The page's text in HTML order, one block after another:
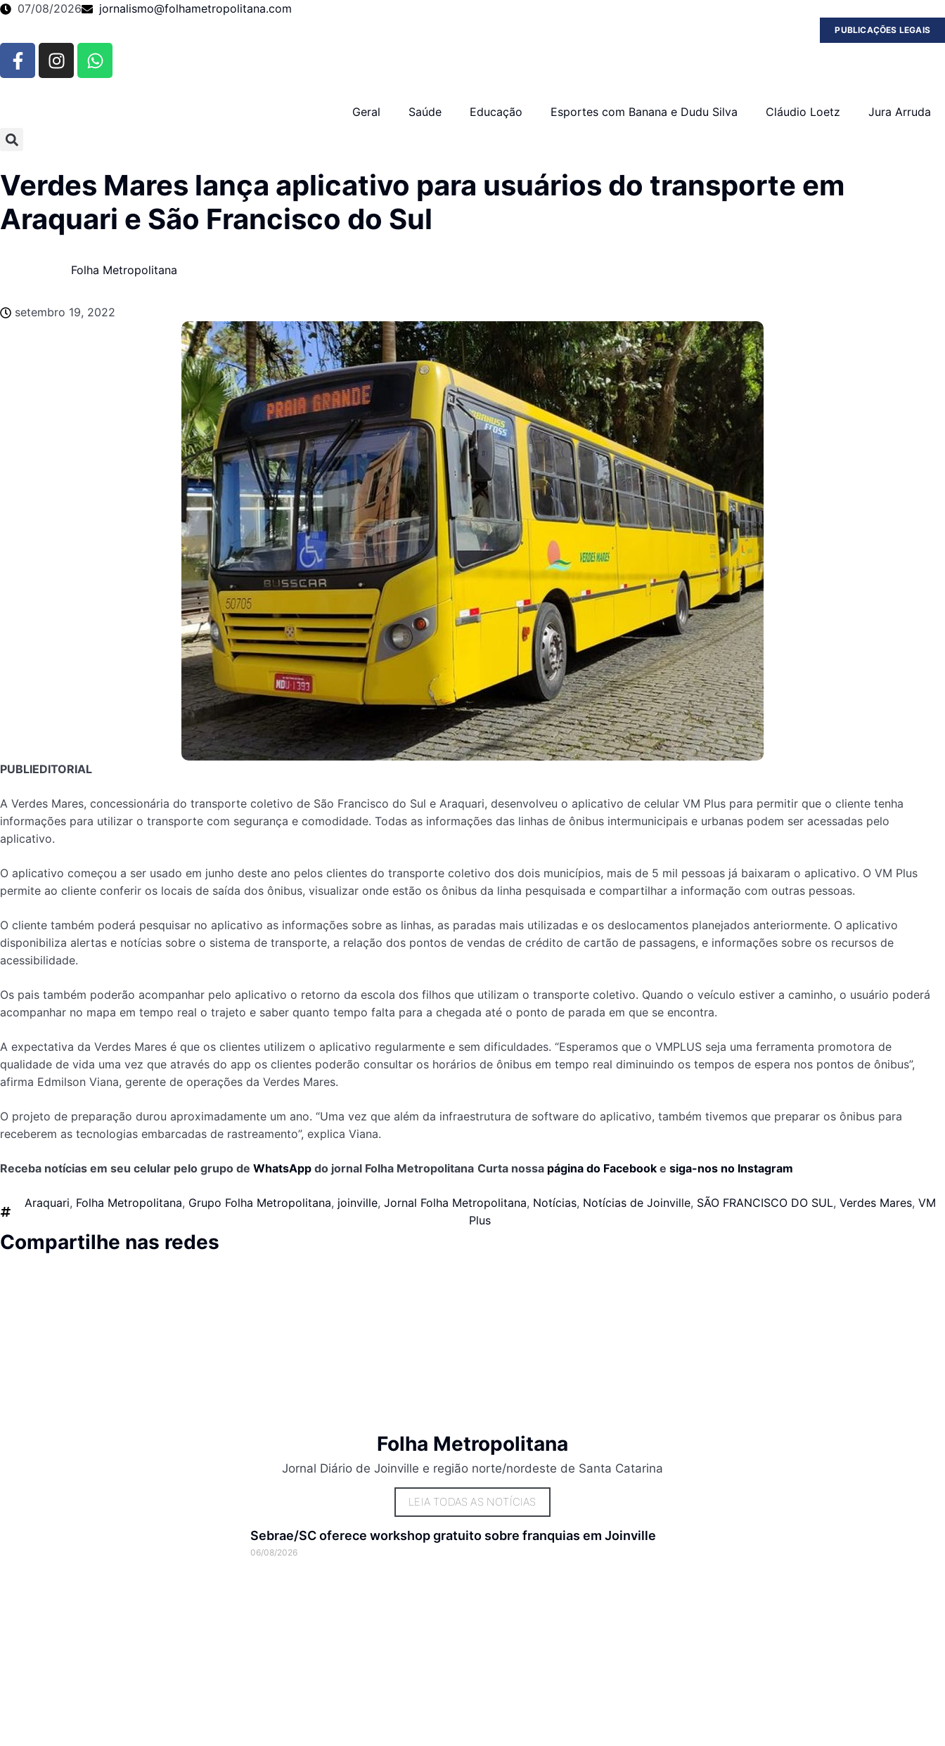
07/08/2026 jornalismo@folhametropolitana.com
PUBLICAÇÕES LEGAIS
Geral Saúde Educação Esportes com Banana e Dudu Silva Cláudio Loetz Jura Arruda
Verdes Mares lança aplicativo para usuários do transporte em
Araquari e São Francisco do Sul
Folha Metropolitana
setembro 19, 2022
PUBLIEDITORIAL
A Verdes Mares, concessionária do transporte coletivo de São Francisco do Sul e Araquari, desenvolveu o aplicativo de celular VM Plus para permitir que o cliente tenha
informações para utilizar o transporte com segurança e comodidade. Todas as informações das linhas de ônibus intermunicipais e urbanas podem ser acessadas pelo
aplicativo.
O aplicativo começou a ser usado em junho deste ano pelos clientes do transporte coletivo dos dois municípios, mais de 5 mil pessoas já baixaram o aplicativo. O VM Plus
permite ao cliente conferir os locais de saída dos ônibus, visualizar onde estão os ônibus da linha pesquisada e compartilhar a informação com outras pessoas.
O cliente também poderá pesquisar no aplicativo as informações sobre as linhas, as paradas mais utilizadas e os deslocamentos planejados anteriormente. O aplicativo
disponibiliza alertas e notícias sobre o sistema de transporte, a relação dos pontos de vendas de crédito de cartão de passagens, e informações sobre os recursos de
acessibilidade.
Os pais também poderão acompanhar pelo aplicativo o retorno da escola dos filhos que utilizam o transporte coletivo. Quando o veículo estiver a caminho, o usuário poderá
acompanhar no mapa em tempo real o trajeto e saber quanto tempo falta para a chegada até o ponto de parada em que se encontra.
A expectativa da Verdes Mares é que os clientes utilizem o aplicativo regularmente e sem dificuldades. “Esperamos que o VMPLUS seja uma ferramenta promotora de
qualidade de vida uma vez que através do app os clientes poderão consultar os horários de ônibus em tempo real diminuindo os tempos de espera nos pontos de ônibus”,
afirma Edmilson Viana, gerente de operações da Verdes Mares.
O projeto de preparação durou aproximadamente um ano. “Uma vez que além da infraestrutura de software do aplicativo, também tivemos que preparar os ônibus para
receberem as tecnologias embarcadas de rastreamento”, explica Viana.
Receba notícias em seu celular pelo grupo de WhatsApp do jornal Folha Metropolitana Curta nossa página do Facebook e siga-nos no Instagram
Araquari, Folha Metropolitana, Grupo Folha Metropolitana, joinville, Jornal Folha Metropolitana, Notícias, Notícias de Joinville, SÃO FRANCISCO DO SUL, Verdes Mares, VM
Plus
Compartilhe nas redes
Folha Metropolitana
Jornal Diário de Joinville e região norte/nordeste de Santa Catarina
LEIA TODAS AS NOTÍCIAS
Sebrae/SC oferece workshop gratuito sobre franquias em Joinville
06/08/2026